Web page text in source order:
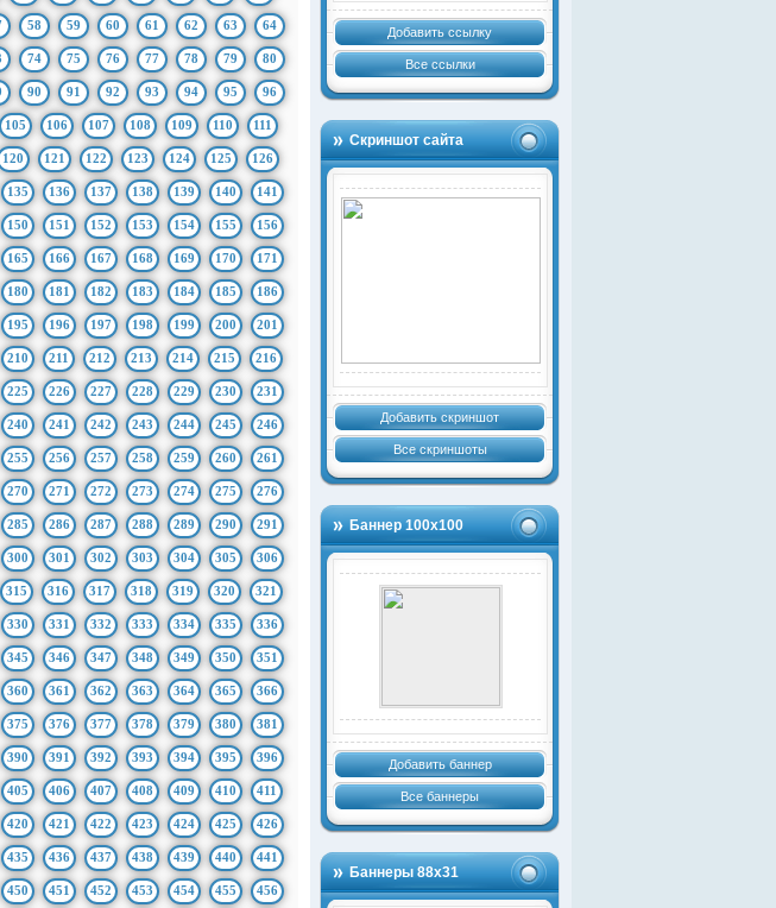
Добавить ссылку
Все ссылки
Скриншот сайта
Добавить скриншот
Все скриншоты
Баннер 100х100
Добавить баннер
Все баннеры
Баннеры 88х31
58 59 60 61 62 63 64
74 75 76 77 78 79 80
90 91 92 93 94 95 96
105 106 107 108 109 110 111
120 121 122 123 124 125 126
135 136 137 138 139 140 141
150 151 152 153 154 155 156
165 166 167 168 169 170 171
180 181 182 183 184 185 186
195 196 197 198 199 200 201
210 211 212 213 214 215 216
225 226 227 228 229 230 231
240 241 242 243 244 245 246
255 256 257 258 259 260 261
270 271 272 273 274 275 276
285 286 287 288 289 290 291
300 301 302 303 304 305 306
315 316 317 318 319 320 321
330 331 332 333 334 335 336
345 346 347 348 349 350 351
360 361 362 363 364 365 366
375 376 377 378 379 380 381
390 391 392 393 394 395 396
405 406 407 408 409 410 411
420 421 422 423 424 425 426
435 436 437 438 439 440 441
450 451 452 453 454 455 456